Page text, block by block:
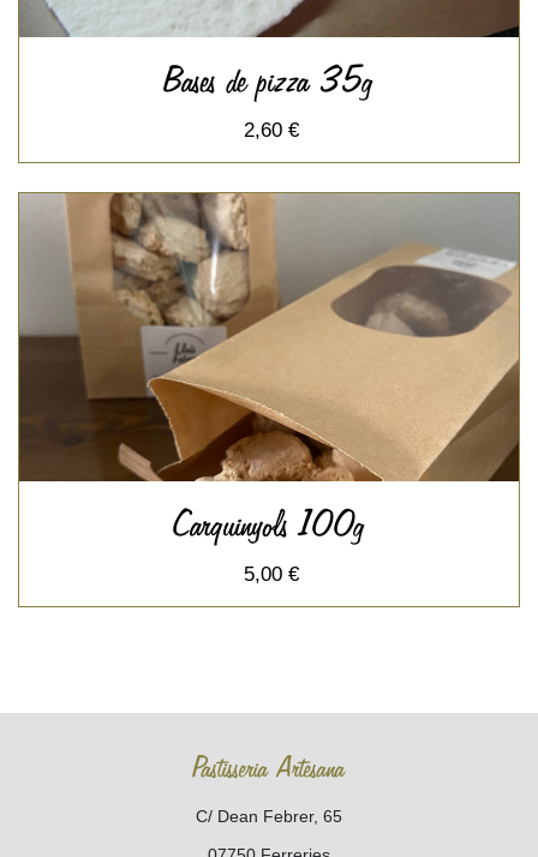
Bases de pizza 35g
2,60 €
Carquinyols 100g
5,00 €
Pastisseria Artesana
C/ Dean Febrer, 65